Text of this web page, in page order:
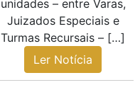
unidades – entre Varas,
Juizados Especiais e
Turmas Recursais – […]
Ler Notícia